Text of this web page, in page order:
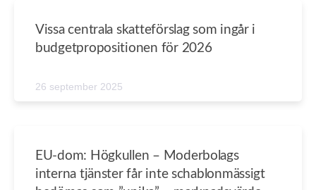
Vissa centrala skatteförslag som ingår i
budgetpropositionen för 2026
26 september 2025
EU-dom: Högkullen – Moderbolags
interna tjänster får inte schablonmässigt